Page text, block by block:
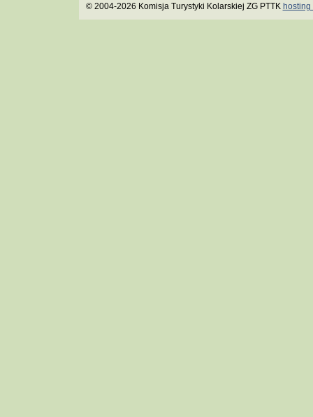
© 2004-2026 Komisja Turystyki Kolarskiej ZG PTTK hosting